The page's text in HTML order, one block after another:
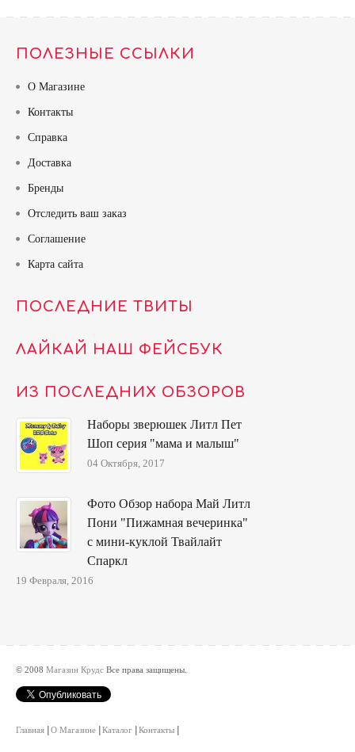
ПОЛЕЗНЫЕ ССЫЛКИ
О Магазине
Контакты
Справка
Доставка
Бренды
Отследить ваш заказ
Соглашение
Карта сайта
ПОСЛЕДНИЕ ТВИТЫ
ЛАЙКАЙ НАШ ФЕЙСБУК
ИЗ ПОСЛЕДНИХ ОБЗОРОВ
Наборы зверюшек Литл Пет
Шоп серия "мама и малыш"
04 Октября, 2017
Фото Обзор набора Май Литл
Пони "Пижамная вечеринка"
с мини-куклой Твайлайт
Спаркл
19 Февраля, 2016
© 2008 Магазин Крудс Все права защищены.
Главная О Магазине Каталог Контакты